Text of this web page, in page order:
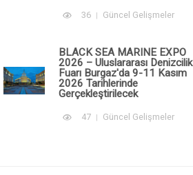
36 Güncel Gelişmeler
BLACK SEA MARINE EXPO
2026 – Uluslararası Denizcilik
Fuarı Burgaz'da 9-11 Kasım
2026 Tarihlerinde
Gerçekleştirilecek
47 Güncel Gelişmeler